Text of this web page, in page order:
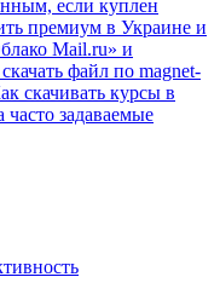
если куплен
премиум в Украине и
Mail.ru» и
файл по magnet-
скачивать курсы в
задаваемые